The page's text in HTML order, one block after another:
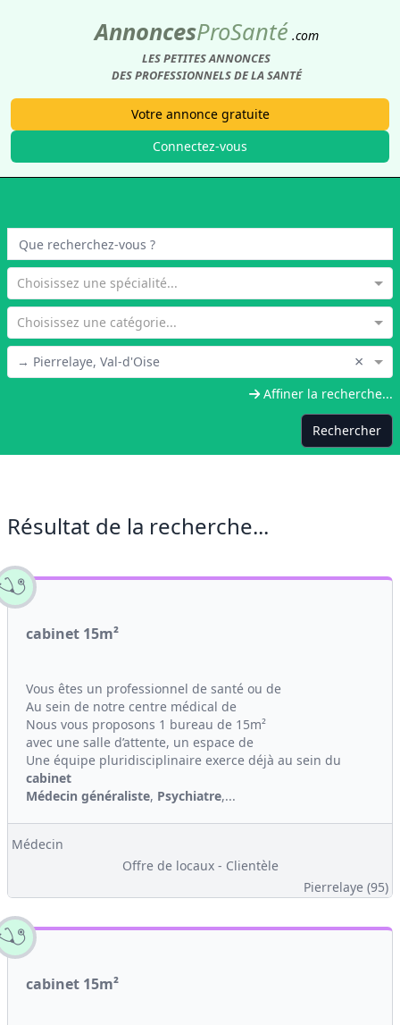
AnnoncesProSanté .com
LES PETITES ANNONCES
DES PROFESSIONNELS DE LA SANTÉ
Votre annonce gratuite
Connectez-vous
Choisissez une spécialité...
Choisissez une catégorie...
→ Pierrelaye, Val-d'Oise ×
Affiner la recherche...
Rechercher
Résultat de la recherche...
cabinet 15m²
Vous êtes un professionnel de santé ou de
Au sein de notre centre médical de
Nous vous proposons 1 bureau de 15m²
avec une salle d’attente, un espace de
Une équipe pluridisciplinaire exerce déjà au sein du
cabinet
Médecin généraliste, Psychiatre,...
Médecin
Offre de locaux - Clientèle
Pierrelaye (95)
cabinet 15m²